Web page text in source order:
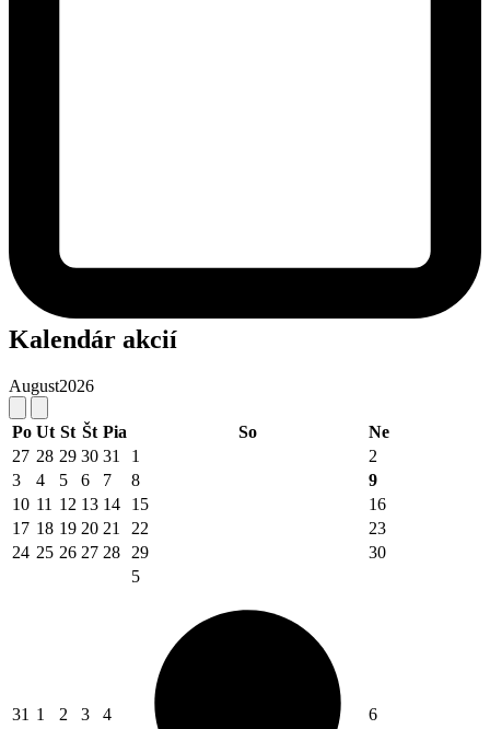
Kalendár akcií
August2026
Po Ut St Št Pia So
Ne
27 28 29 30 31 1
2
3
4 5 6 7 8
9
10 11 12 13 14 15
16
17 18 19 20 21 22
23
24 25 26 27 28 29 30
31 1 2 3 4
5
6